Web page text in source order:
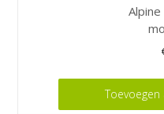
Toevoegen